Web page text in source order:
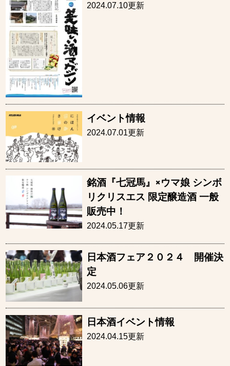
2024.07.10更新
イベント情報
2024.07.01更新
銘酒『七冠馬』×ウマ娘 シンボ
リクリスエス 限定醸造酒 一般
販売中！
2024.05.17更新
日本酒フェア２０２４ 開催決
定
2024.05.06更新
日本酒イベント情報
2024.04.15更新